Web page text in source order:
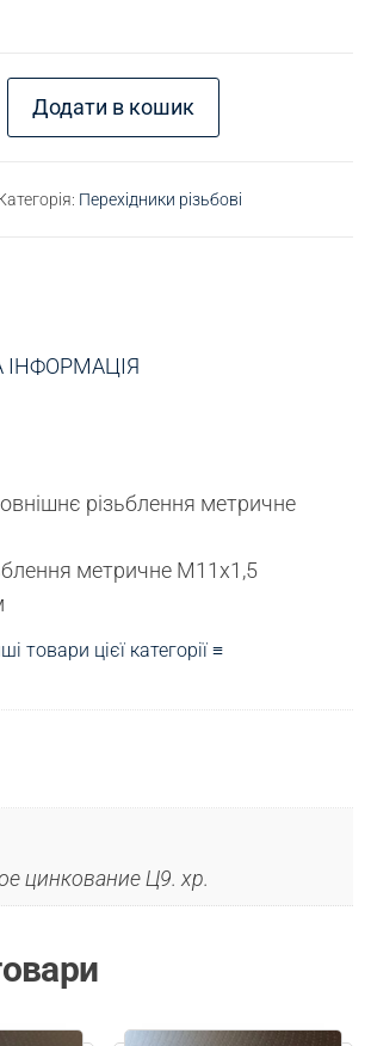
різьбовий М11х1,25 (зовнішня) -
Додати в кошик
Перехідники різьбові
різьблення метричне
метричне М11х1,5
товари цієї категорії ≡
цинкование Ц9. хр.